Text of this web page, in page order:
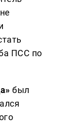
ПСС по
был